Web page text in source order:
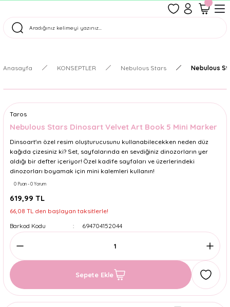
Tüm Siparişler Aynı Gün Kargoda!
Anasayfa KONSEPTLER Nebulous Stars Nebulous
Taros
Nebulous Stars Dinosart Velvet Art Book 5 Mini Marker
Dinsoart'ın özel resim oluşturucusunu kullanabilecekken neden düz
kağıda çizesiniz ki? Set, sayfalarında en sevdiğiniz dinozorların yer
aldığı bir defter içeriyor! Özel kadife sayfaları ve üzerlerindeki
dinozorları boyamak için mini kalemleri kullanın!
0 Puan - 0 Yorum
619,99 TL
66,08 TL den başlayan taksitlerle!
Barkod Kodu
694704152044
Sepete Ekle